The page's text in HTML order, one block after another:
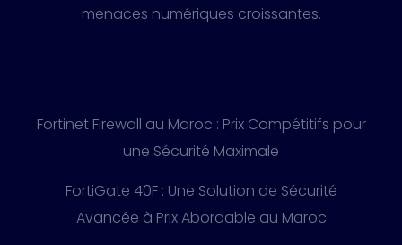
menaces numériques croissantes.
Fortinet Firewall au Maroc : Prix Compétitifs pour
une Sécurité Maximale
FortiGate 40F : Une Solution de Sécurité
Avancée à Prix Abordable au Maroc